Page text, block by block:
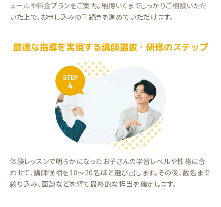
ュールや料金プランをご案内。納得いくまでしっかりご相談いただ
いた上で、お申し込みの手続きを進めていただけます。
最適な指導を実現する講師選抜・研修のステップ
体験レッスンで明らかになったお子さんの学習レベルや性格に合
わせて、講師候補を10～20名ほど選び出します。その後、数名まで
絞り込み、面談などを経て最終的な担当を確定します。